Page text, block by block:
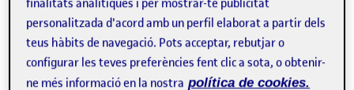
Martí Gomez Blasco
personalitzada d'acord amb un perfil elaborat a partir dels
teus hàbits de navegació. Pots acceptar, rebutjar o
configurar les teves preferències fent clic a sota, o obtenir-
ne més informació en la nostra política de cookies.